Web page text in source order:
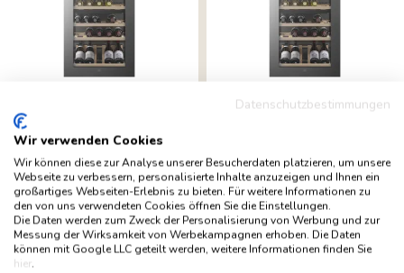
Download
Datenblatt
Datenblatt
V-ZUG Winecooler
V4000 90 cm Einbau
Weinkühlschrank...
5.450,00 € *
Download
Datenblatt
Datenblatt
V-ZUG Winecooler
V4000 90 cm Einbau
Weinkühlschrank...
Datenschutzbestimmungen
Wir verwenden Cookies
Wir können diese zur Analyse unserer Besucherdaten platzieren, um unsere
Webseite zu verbessern, personalisierte Inhalte anzuzeigen und Ihnen ein
großartiges Webseiten-Erlebnis zu bieten. Für weitere Informationen zu
den von uns verwendeten Cookies öffnen Sie die Einstellungen.
Die Daten werden zum Zweck der Personalisierung von Werbung und zur
Messung der Wirksamkeit von Werbekampagnen erhoben. Die Daten
können mit Google LLC geteilt werden, weitere Informationen finden Sie
hier.